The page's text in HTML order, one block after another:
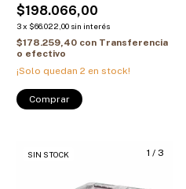
$198.066,00
3x $66.022,00 sin interés
$178.259,40 con Transferencia
o efectivo
¡Solo quedan 2 en stock!
1 / 3
SIN STOCK